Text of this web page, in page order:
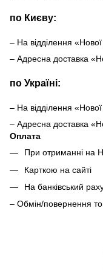
по Києву:
– На відділення
– Адресна доставка
по Україні:
– На відділення
– Адресна доставка
Оплата
При отриманні на
Карткою на сайті
На банківський
– Обмін/повернення